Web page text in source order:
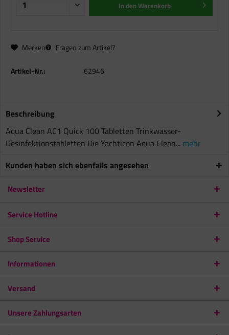
In denWarenkorb
Merken Fragen zum Artikel?
Artikel-Nr.: 62946
Beschreibung
Aqua Clean AC1 Quick 100 Tabletten Trinkwasser-
Desinfektionstabletten Die Yachticon Aqua Clean... mehr
Kunden haben sich ebenfalls angesehen
Newsletter
Service Hotline
Shop Service
Informationen
Versand
Unsere Zahlungsarten